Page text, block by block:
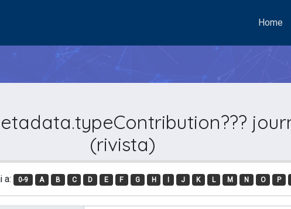
Home
(rivista)
a: 0-9 A B C D E F G H I J K L M N O P